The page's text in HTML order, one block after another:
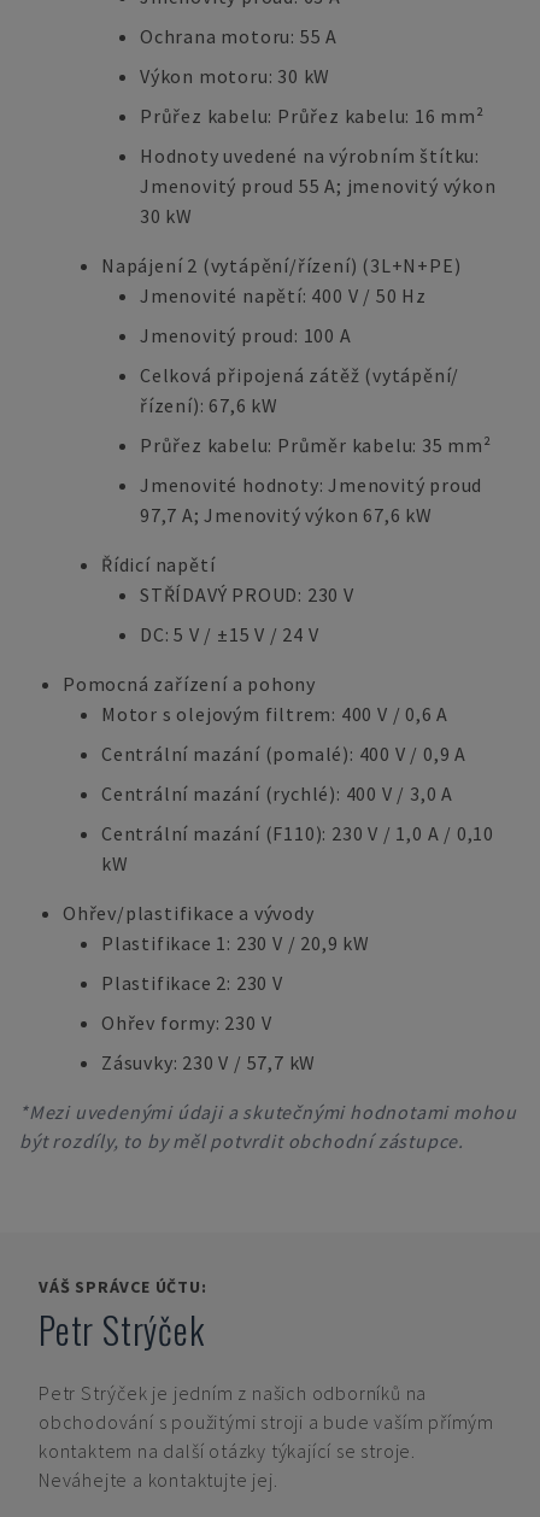
Ochrana motoru: 55 A
Výkon motoru: 30 kW
Průřez kabelu: Průřez kabelu: 16 mm²
Hodnoty uvedené na výrobním štítku:
Jmenovitý proud 55 A; jmenovitý výkon
30 kW
Napájení 2 (vytápění/řízení) (3L+N+PE)
Jmenovité napětí: 400 V / 50 Hz
Jmenovitý proud: 100 A
Celková připojená zátěž (vytápění/
řízení): 67,6 kW
Průřez kabelu: Průměr kabelu: 35 mm²
Jmenovité hodnoty: Jmenovitý proud
97,7 A; Jmenovitý výkon 67,6 kW
Řídicí napětí
STŘÍDAVÝ PROUD: 230 V
DC: 5 V / ±15 V / 24 V
Pomocná zařízení a pohony
Motor s olejovým filtrem: 400 V / 0,6 A
Centrální mazání (pomalé): 400 V / 0,9 A
Centrální mazání (rychlé): 400 V / 3,0 A
Centrální mazání (F110): 230 V / 1,0 A / 0,10
kW
Ohřev/plastifikace a vývody
Plastifikace 1: 230 V / 20,9 kW
Plastifikace 2: 230 V
Ohřev formy: 230 V
Zásuvky: 230 V / 57,7 kW
*Mezi uvedenými údaji a skutečnými hodnotami mohou
být rozdíly, to by měl potvrdit obchodní zástupce.
VÁŠ SPRÁVCE ÚČTU:
Petr Strýček
Petr Strýček je jedním z našich odborníků na
obchodování s použitými stroji a bude vaším přímým
kontaktem na další otázky týkající se stroje.
Neváhejte a kontaktujte jej.